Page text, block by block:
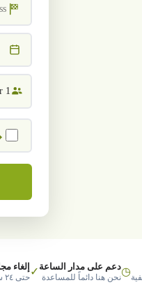
1
◷دعم على مدار الساعة
نحن هنا دائماً للمساعدة ✓ إلغاء
حتى ٢٤ ساعة قبل الرحلة